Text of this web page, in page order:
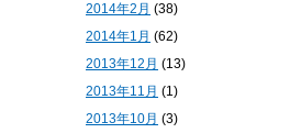
2014年2月 (38)
2014年1月 (62)
2013年12月 (13)
2013年11月 (1)
2013年10月 (3)